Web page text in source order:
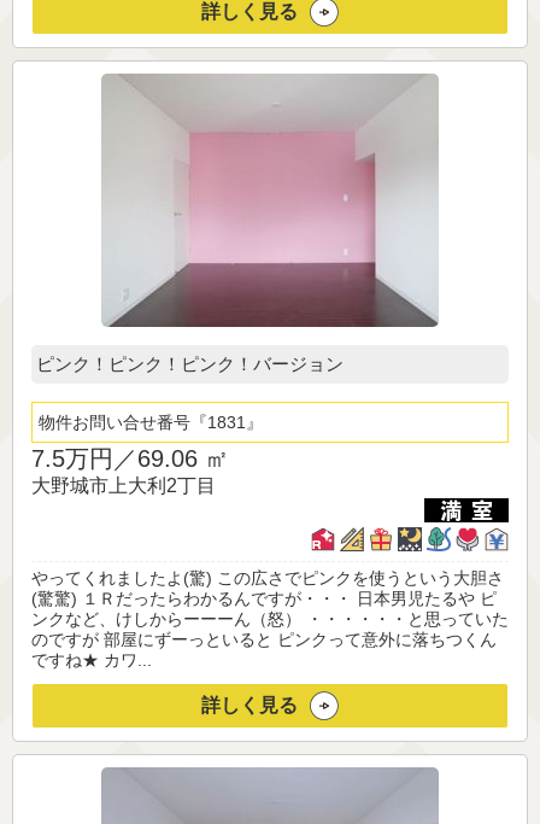
詳しく見る
ピンク！ピンク！ピンク！バージョン
物件お問い合せ番号 1831
7.5万円／69.06 ㎡
大野城市上大利2丁目
やってくれましたよ(驚) この広さでピンクを使うという大胆さ
(驚驚) １Ｒだったらわかるんですが・・・ 日本男児たるや ピ
ンクなど、けしからーーーん（怒） ・・・・・・と思っていた
のですが 部屋にずーっといると ピンクって意外に落ちつくん
ですね★ カワ...
詳しく見る